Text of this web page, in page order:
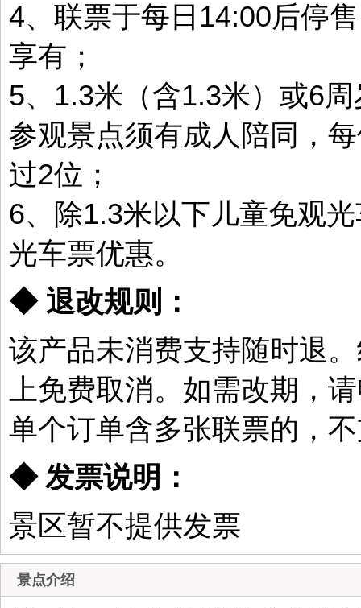
4、联票于每日14:00后停
享有；
5、1.3米（含1.3米）或6
参观景点须有成人陪同，
过2位；
6、除1.3米以下儿童免观
光车票优惠。
◆ 退改规则：
该产品未消费支持随时退
上免费取消。如需改期，
单个订单含多张联票的，
◆ 发票说明：
景区暂不提供发票
景点介绍